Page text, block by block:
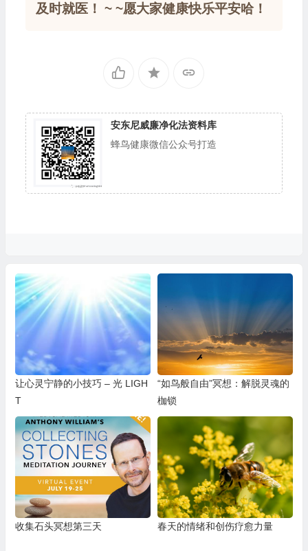
及时就医！ ~ ~愿大家健康快乐平安哈！
安东尼威廉净化法资料库
蜂鸟健康微信公众号打造
让心灵宁静的小技巧 – 光 LIGH
T
“如鸟般自由”冥想：解脱灵魂的
枷锁
收集石头冥想第三天 春天的情绪和创伤疗愈力量